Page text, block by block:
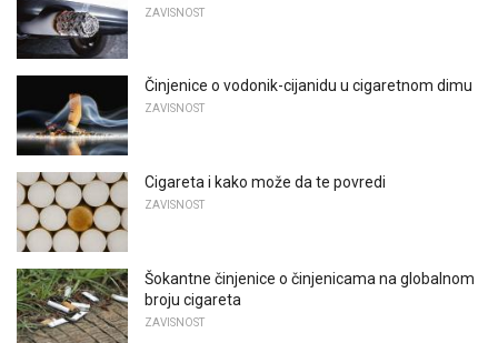
ZAVISNOST
Činjenice o vodonik-cijanidu u cigaretnom dimu
ZAVISNOST
Cigareta i kako može da te povredi
ZAVISNOST
Šokantne činjenice o činjenicama na globalnom
broju cigareta
ZAVISNOST